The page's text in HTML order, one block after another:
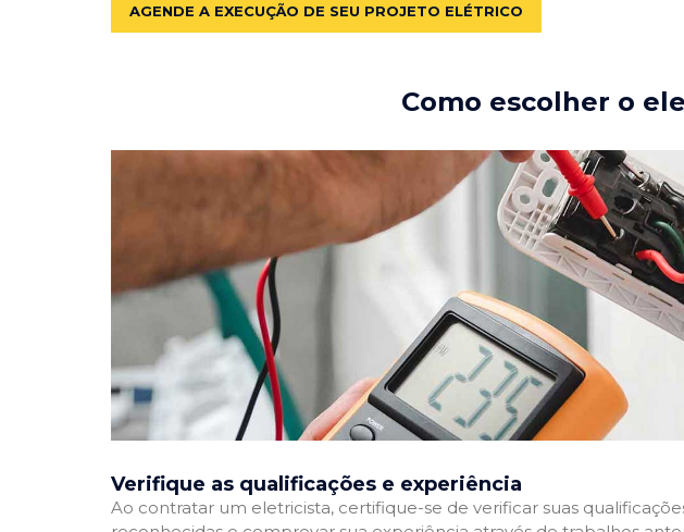
AGENDE A EXECUÇÃO DE SEU PROJETO ELÉTRICO
Como escolher o
Verifique as qualificações e experiência
Ao contratar um eletricista, certifique-se de verificar suas